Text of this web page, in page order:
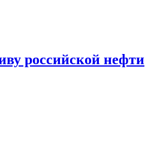
российской нефти